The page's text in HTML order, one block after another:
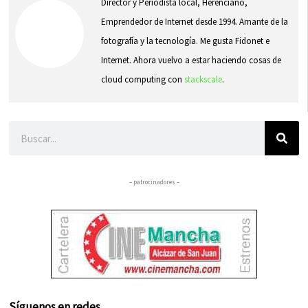
Director y Periodista local, Herenciano,
Emprendedor de Internet desde 1994. Amante de la
fotografía y la tecnología. Me gusta Fidonet e
Internet. Ahora vuelvo a estar haciendo cosas de
cloud computing con stackscale.
– patrocinadores –